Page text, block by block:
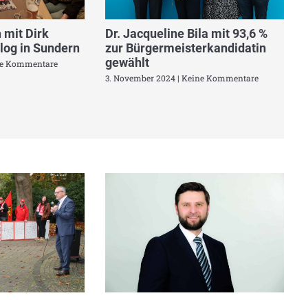
mit Dirk
in Sundern
Kommentare
Dr. Jacqueline Bila mit 93,6 %
zur Bürgermeisterkandidatin
gewählt
3. November 2024 Keine Kommentare